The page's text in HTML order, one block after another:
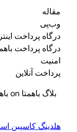
مقاله
وب‌پی
درگاه پرداخت
درگاه پرداخت
امنیت
پرداخت آنلاین
بلاگ باهمتا on باهمتا
هلدینگ کاسپین